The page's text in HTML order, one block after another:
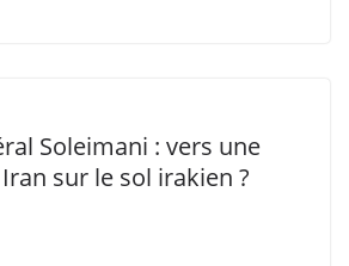
Soleimani : vers une
sur le sol irakien ?